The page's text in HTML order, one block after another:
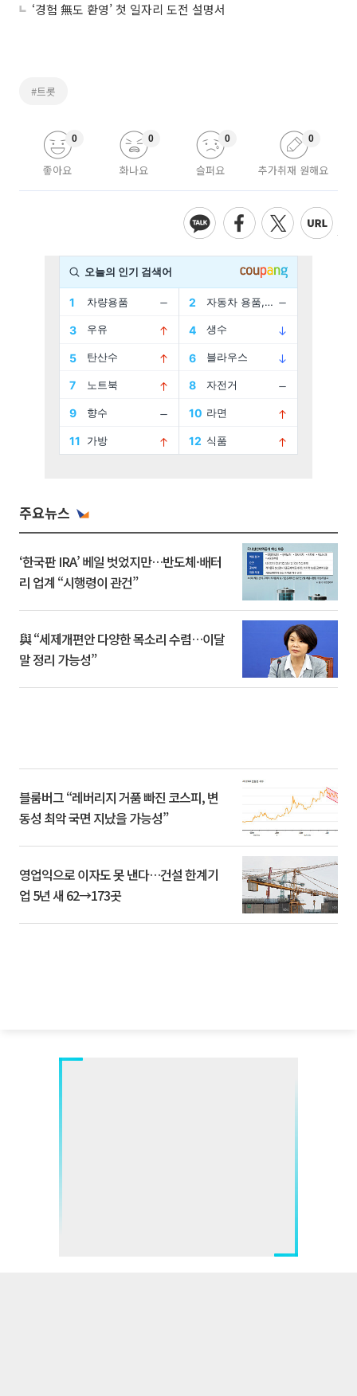
‘경험 無도 환영’ 첫 일자리 도전 설명서
#트롯
좋아요
0
화나요
0
슬퍼요
0
추가취재 원해요
0
주요뉴스
‘한국판 IRA’ 베일 벗었지만…반도체·배터
리 업계 “시행령이 관건”
與 “세제개편안 다양한 목소리 수렴…이달
말 정리 가능성”
블룸버그 “레버리지 거품 빠진 코스피, 변
동성 최악 국면 지났을 가능성”
영업익으로 이자도 못 낸다…건설 한계기
업 5년 새 62→173곳